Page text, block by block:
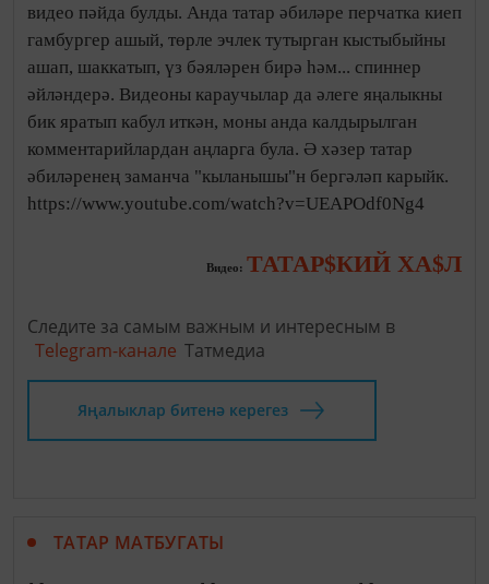
видео пәйда булды. Анда татар әбиләре перчатка киеп
гамбургер ашый, төрле эчлек тутырган кыстыбыйны
ашап, шаккатып, үз бәяләрен бирә һәм... спиннер
әйләндерә. Видеоны караучылар да әлеге яңалыкны
бик яратып кабул иткән, моны анда калдырылган
комментарийлардан аңларга була. Ә хәзер татар
әбиләренең заманча "кыланышы"н бергәләп карыйк.
https://www.youtube.com/watch?v=UEAPOdf0Ng4
Видео: ТАТАР$КИЙ XA$Л
Следите за самым важным и интересным в
Telegram-канале Татмедиа
Яңалыклар битенә керегез
ТАТАР МАТБУГАТЫ